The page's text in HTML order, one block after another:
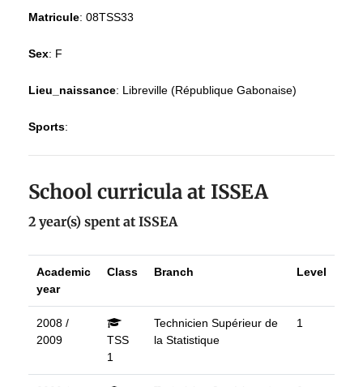
Matricule: 08TSS33
Sex: F
Lieu_naissance: Libreville (République Gabonaise)
Sports:
School curricula at ISSEA
2 year(s) spent at ISSEA
Academic
year
Class Branch Level
2008 /
2009
TSS
1
Technicien Supérieur de
la Statistique
1